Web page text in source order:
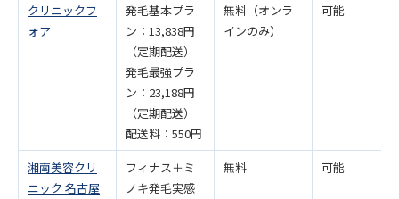
クリニックフ
ォア
発毛基本プラ
ン：13,838円
（定期配送）
発毛最強プラ
ン：23,188円
（定期配送）
配送料：550円
無料（オンラ
インのみ）
可能
湘南美容クリ
ニック 名古屋
フィナス＋ミ
ノキ発毛実感
無料 可能